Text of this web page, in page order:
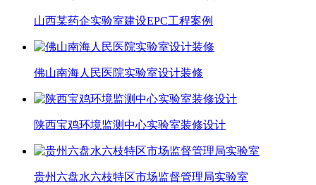
山西某药企实验室建设EPC工程案例
佛山南海人民医院实验室设计装修
陕西宝鸡环境监测中心实验室装修设计
贵州六盘水六枝特区市场监督管理局实验室